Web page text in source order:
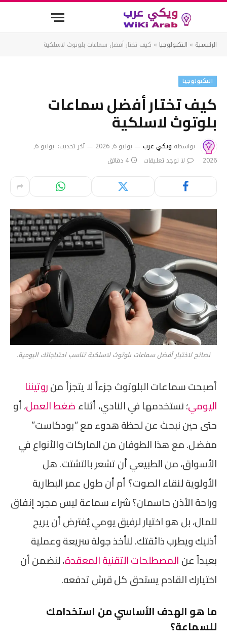
الرئيسية » التكنولوجيا » كيف تختار أفضل سماعات بلوتوث لاسلكية
التكنولوجيا
كيف تختار أفضل سماعات
بلوتوث لاسلكية
بواسطة ويكي عرب يوليو 6, 2026 آخر تحديث:
يوليو 6,
2026
لا توجد تعليقات 4 دقائق
نصائح لاختيار أفضل سماعات بلوتوث لاسلكية تناسب احتياجاتك اليومية.
أصبحت سماعات البلوتوث جزءاً لا يتجزأ منروتيننا
اليومي؛ نستخدمها في النادي، أثناءضغط العمل، أو
حتى حين نبحث عن لحظة هدوء مع “بودكاست”
مفضل. مع هذا الطوفان من الماركات والأنواع في
الأسواق، من الطبيعي أن تشعر بالتشتت. هل
الأولوية لنقاء الصوت؟ أم أن طول عمر البطارية
وراحة الأذن حاسمان؟ شراء سماعة ليس مجرد إنفاق
للمال، بل هو اختيار لرفيق يومي يُفترض أن يريح
أذنيك ويطرب ذائقتك. لنأخذ جولة سريعة وعملية
بعيداً عنالمصطلحات التقنية المعقدة، لنضمن أن
اختيارك القادم يستحق كل قرش تدفعه.
ما هو الهدف الأساسي من استخدامك
للسماعة؟